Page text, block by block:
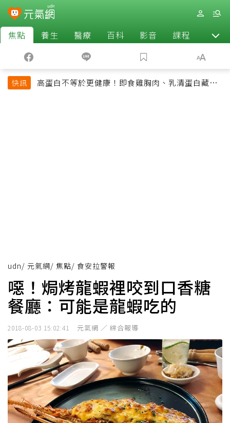
焦點 養生 醫療 百科 影音 課程 退休
快訊
高蛋白不等於更健康！即食雞胸肉、乳清蛋白藏陷
udn/ 元氣網/ 焦點/ 食安拉警報
噁！焗烤龍蝦裡咬到口香糖
餐廳：可能是龍蝦吃的
2018-08-03 15:02:41 元氣網 ／ 綜合報導